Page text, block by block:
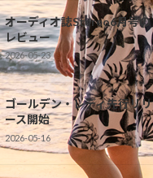
オーディオ誌Stereo6月号の
レビュー
2026-05-23
ゴールデン・レディ先行リリ
ース開始
2026-05-16